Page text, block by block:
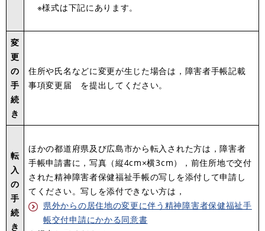
※様式は下記にあります。
変
更
の
手
続
き
住所や氏名などに変更が生じた場合は，障害者手帳記載
事項変更届 を提出してください。
転
入
の
手
続
き
ほかの都道府県及び広島市から転入された方は，障害者
手帳申請書に，写真（縦4cm×横3cm），前住所地で交付
された精神障害者保健福祉手帳の写しを添付して申請し
てください。写しを添付できない方は，
県外からの居住地の変更に伴う精神障害者保健福祉手
帳交付申請にかかる同意書